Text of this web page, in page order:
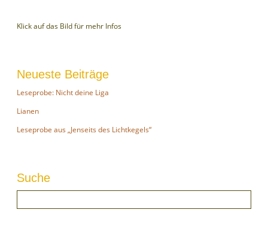
Klick auf das Bild für mehr Infos
Neueste Beiträge
Leseprobe: Nicht deine Liga
Lianen
Leseprobe aus „Jenseits des Lichtkegels“
Suche